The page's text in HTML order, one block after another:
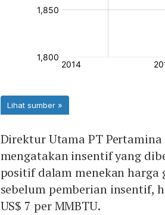
Direktur Utama PT
mengatakan insentif yang
positif dalam menekan harga
sebelum pemberian insentif,
US$ 7 per MMBTU.